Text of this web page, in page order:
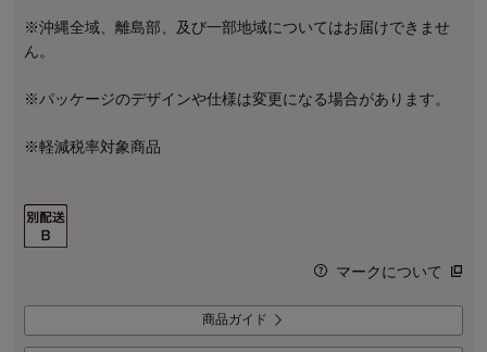
※沖縄全域、離島部、及び一部地域についてはお届けできませ
ん。
※パッケージのデザインや仕様は変更になる場合があります。
※軽減税率対象商品
マークについて
商品ガイド